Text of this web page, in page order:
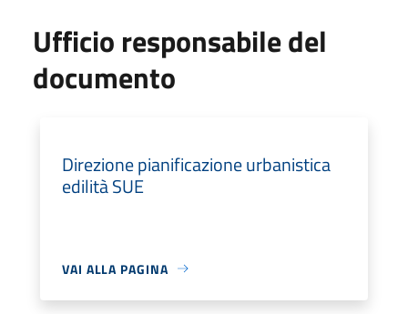
Ufficio responsabile del
documento
Direzione pianificazione urbanistica
edilità SUE
VAI ALLA PAGINA